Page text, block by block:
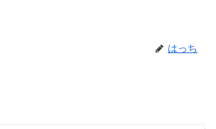
はっち